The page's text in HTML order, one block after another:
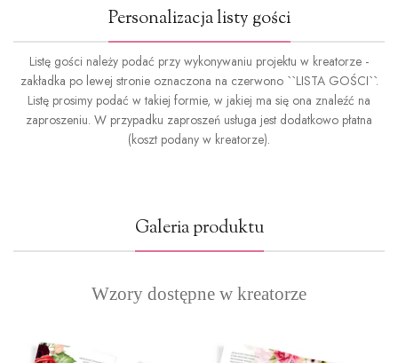
Personalizacja listy gości
Listę gości należy podać przy wykonywaniu projektu w kreatorze -
zakładka po lewej stronie oznaczona na czerwono ``LISTA GOŚCI``.
Listę prosimy podać w takiej formie, w jakiej ma się ona znaleźć na
zaproszeniu. W przypadku zaproszeń usługa jest dodatkowo płatna
(koszt podany w kreatorze).
Galeria produktu
Wzory dostępne w kreatorze